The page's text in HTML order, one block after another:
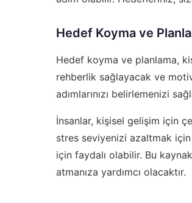
Hedef Koyma ve
Hedef koyma ve planlama,
rehberlik sağlayacak ve
adımlarınızı belirlemenizi
İnsanlar, kişisel gelişim için
stres seviyenizi azaltmak için
için faydalı olabilir. Bu
atmanıza yardımcı olacaktır.